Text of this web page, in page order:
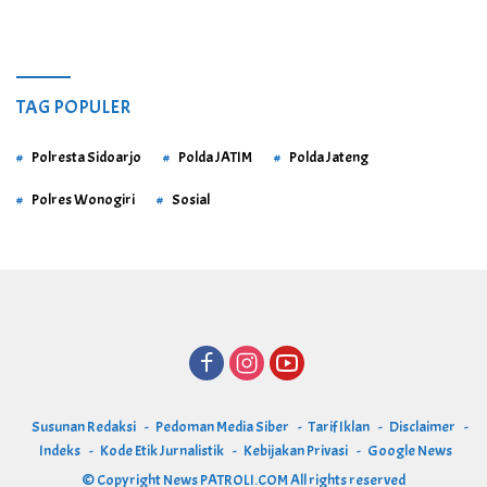
TAG POPULER
Polresta Sidoarjo Polda JATIM Polda Jateng
Polres Wonogiri Sosial
Susunan Redaksi Pedoman Media Siber Tarif Iklan
Disclaimer
Indeks
Kode Etik Jurnalistik Kebijakan Privasi
Google News
© CopyrightNews PATROLI.COMAll rights reserved